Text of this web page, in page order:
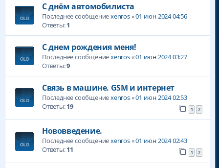
С днём автомобилиста
Последнее сообщениеxenros«01 июн 2024 04:56
Ответы:1
С днем рождения меня!
Последнее сообщениеxenros«01 июн 2024 03:27
Ответы:9
Связь в машине. GSM и интернет
Последнее сообщениеxenros«01 июн 2024 02:53
Ответы:19 1 2
Нововведение.
Последнее сообщениеxenros«01 июн 2024 02:43
Ответы:11 1 2